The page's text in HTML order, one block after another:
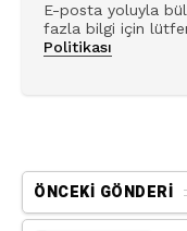
E-posta yoluyla
fazla bilgi için
Politikası
ÖNCEKI GÖNDERI